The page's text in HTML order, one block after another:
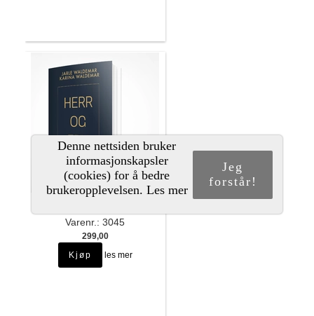
Varenr.: 3045
299,00
les mer
Denne nettsiden bruker
informasjonskapsler
(cookies) for å bedre
brukeropplevelsen. Les mer
Jeg
forstår!